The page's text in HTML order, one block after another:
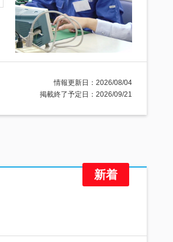
情報更新日：2026/08/04
掲載終了予定日：2026/09/21